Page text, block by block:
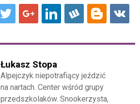
Łukasz Stopa
Alpejczyk niepotrafiący jeździć
na nartach. Center wśród grupy
przedszkolaków. Snookerzysta,